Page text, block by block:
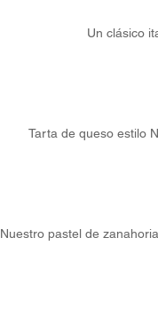
Un clásico
Tarta de queso estilo
Nuestro pastel de